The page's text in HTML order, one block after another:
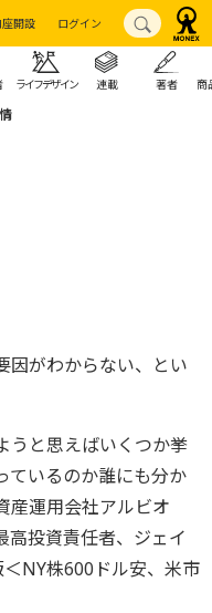
座開設 ログイン
ライフデザイン 連載 著者 商
因がわからない、とい
うと思えばいくつか挙
ているのか誰にも分か
産運用会社アルビオ
高投資責任者、ジェイ
NY株600ドル安、米市